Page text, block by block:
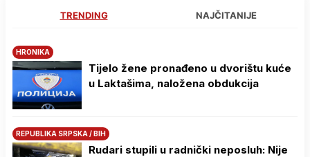
TRENDING NAJČITANIJE
HRONIKA
Tijelo žene pronađeno u dvorištu kuće
u Laktašima, naložena obdukcija
REPUBLIKA SRPSKA / BIH
Rudari stupili u radnički neposluh: Nije